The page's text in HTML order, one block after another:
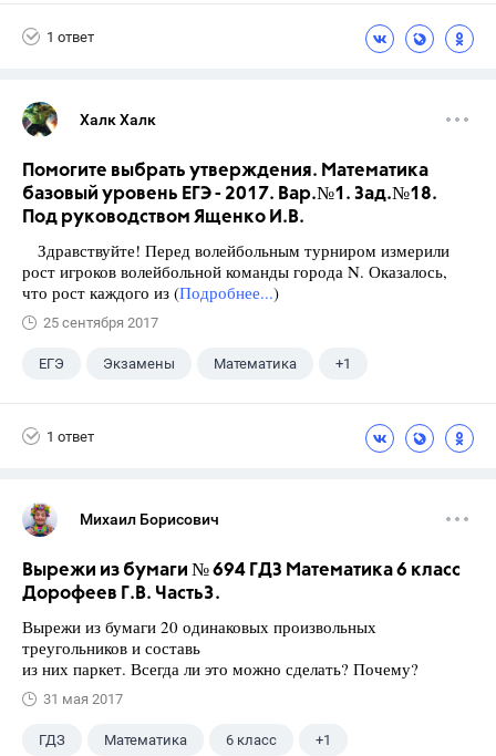
1 ответ
Халк Халк
Помогите выбрать утверждения. Математика
базовый уровень ЕГЭ - 2017. Вар.№1. Зад.№18.
Под руководством Ященко И.В.
Здравствуйте! Перед волейбольным турниром измерили
рост игроков волейбольной команды города N. Оказалось,
что рост каждого из (Подробнее...)
25 сентября 2017
ЕГЭ Экзамены Математика +1
1 ответ
Михаил Борисович
Вырежи из бумаги № 694 ГДЗ Математика 6 класс
Дорофеев Г.В. Часть3.
Вырежи из бумаги 20 одинаковых произвольных
треугольников и составь
из них паркет. Всегда ли это можно сделать? Почему?
31 мая 2017
ГДЗ Математика 6 класс +1